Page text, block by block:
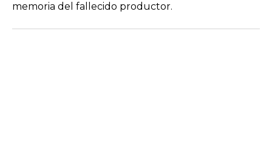
memoria del fallecido productor.